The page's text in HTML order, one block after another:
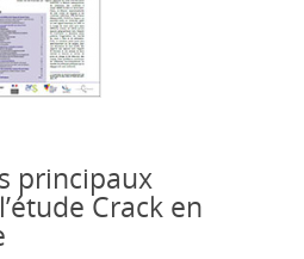
principaux
Crack en